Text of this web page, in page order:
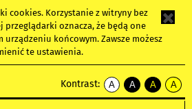
cookies. Korzystanie z witryny bez
przeglądarki oznacza, że będą one
urządzeniu końcowym. Zawsze możesz
te ustawienia.
Kontrast:
A
kontrast
A
kontrast
A
kontrast
A